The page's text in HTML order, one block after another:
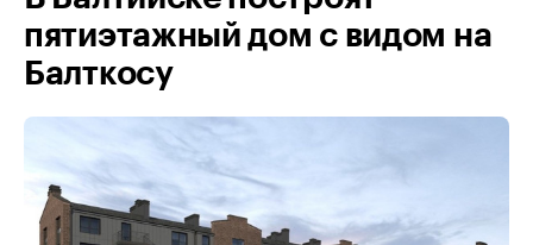
пятиэтажный дом с видом на
Балткосу